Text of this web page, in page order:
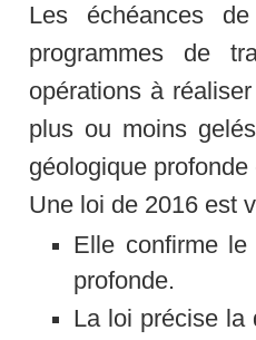
Les échéances
programmes de
opérations à
plus ou moins
géologique
Une loi de 2016 est
Elle confirme
profonde.
La loi précise la